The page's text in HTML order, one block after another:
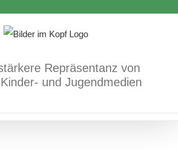
Repräsentanz von
und Jugendmedien